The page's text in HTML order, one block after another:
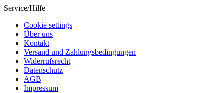
Service/Hilfe
Cookie settings
Über uns
Kontakt
Versand und Zahlungsbedingungen
Widerrufsrecht
Datenschutz
AGB
Impressum